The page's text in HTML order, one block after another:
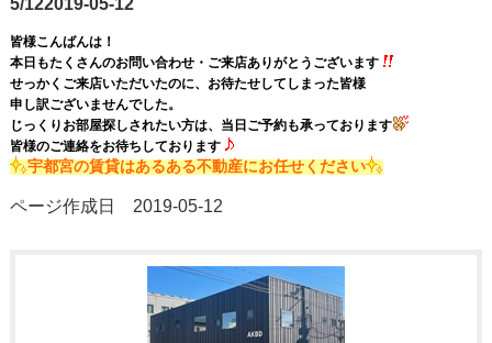
皆様こんばんは！
本日もたくさんのお問い合わせ・ご来店ありがとうございます
せっかくご来店いただいたのに、お待たせしてしまった皆様
申し訳ございませんでした。
じっくりお部屋探しされたい方は、当日ご予約も承っております
皆様のご連絡をお待ちしております
宇都宮の賃貸はあるある不動産にお任せください
ページ作成日 2019-05-12